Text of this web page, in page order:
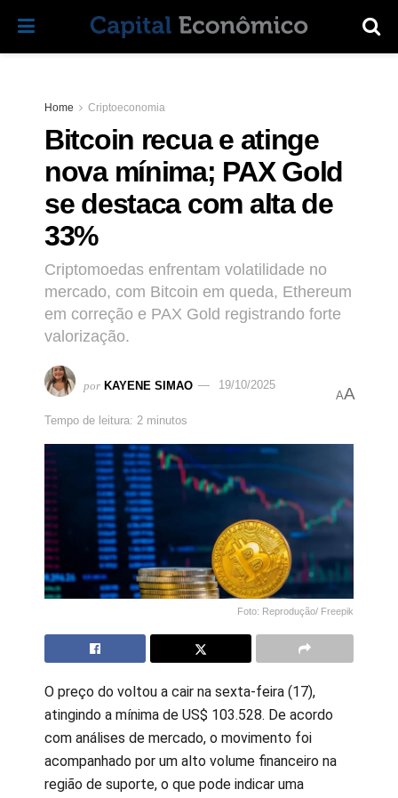
Home Criptoeconomia
Bitcoin recua e atinge
nova mínima; PAX Gold
se destaca com alta de
33%
Criptomoedas enfrentam volatilidade no
mercado, com Bitcoin em queda, Ethereum
em correção e PAX Gold registrando forte
valorização.
por KAYENE SIMAO 19/10/2025
Tempo de leitura: 2 minutos
AA
Foto: Reprodução/ Freepik
O preço do voltou a cair na sexta-feira (17),
atingindo a mínima de US$ 103.528. De acordo
com análises de mercado, o movimento foi
acompanhado por um alto volume financeiro na
região de suporte, o que pode indicar uma